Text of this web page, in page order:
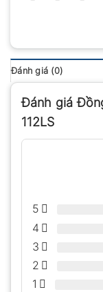
Đánh giá (0)
Đánh giá
112LS
5
4
3
2
1